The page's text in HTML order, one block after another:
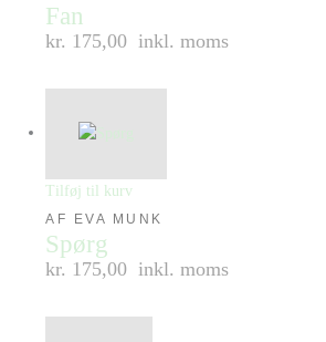
Fan
kr. 175,00 inkl. moms
Tilføj til kurv
AF EVA MUNK
Spørg
kr. 175,00 inkl. moms